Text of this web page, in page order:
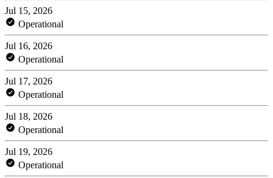
Jul 15, 2026
Operational
Jul 16, 2026
Operational
Jul 17, 2026
Operational
Jul 18, 2026
Operational
Jul 19, 2026
Operational